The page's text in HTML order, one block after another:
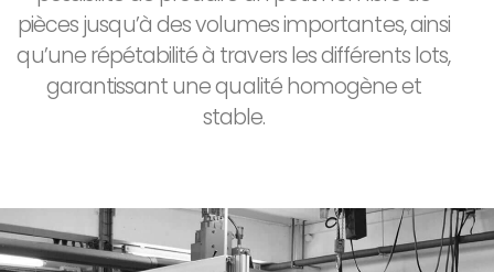
pièces jusqu’à des volumes importantes, ainsi
qu’une répétabilité à travers les différents lots,
garantissant une qualité homogène et
stable.